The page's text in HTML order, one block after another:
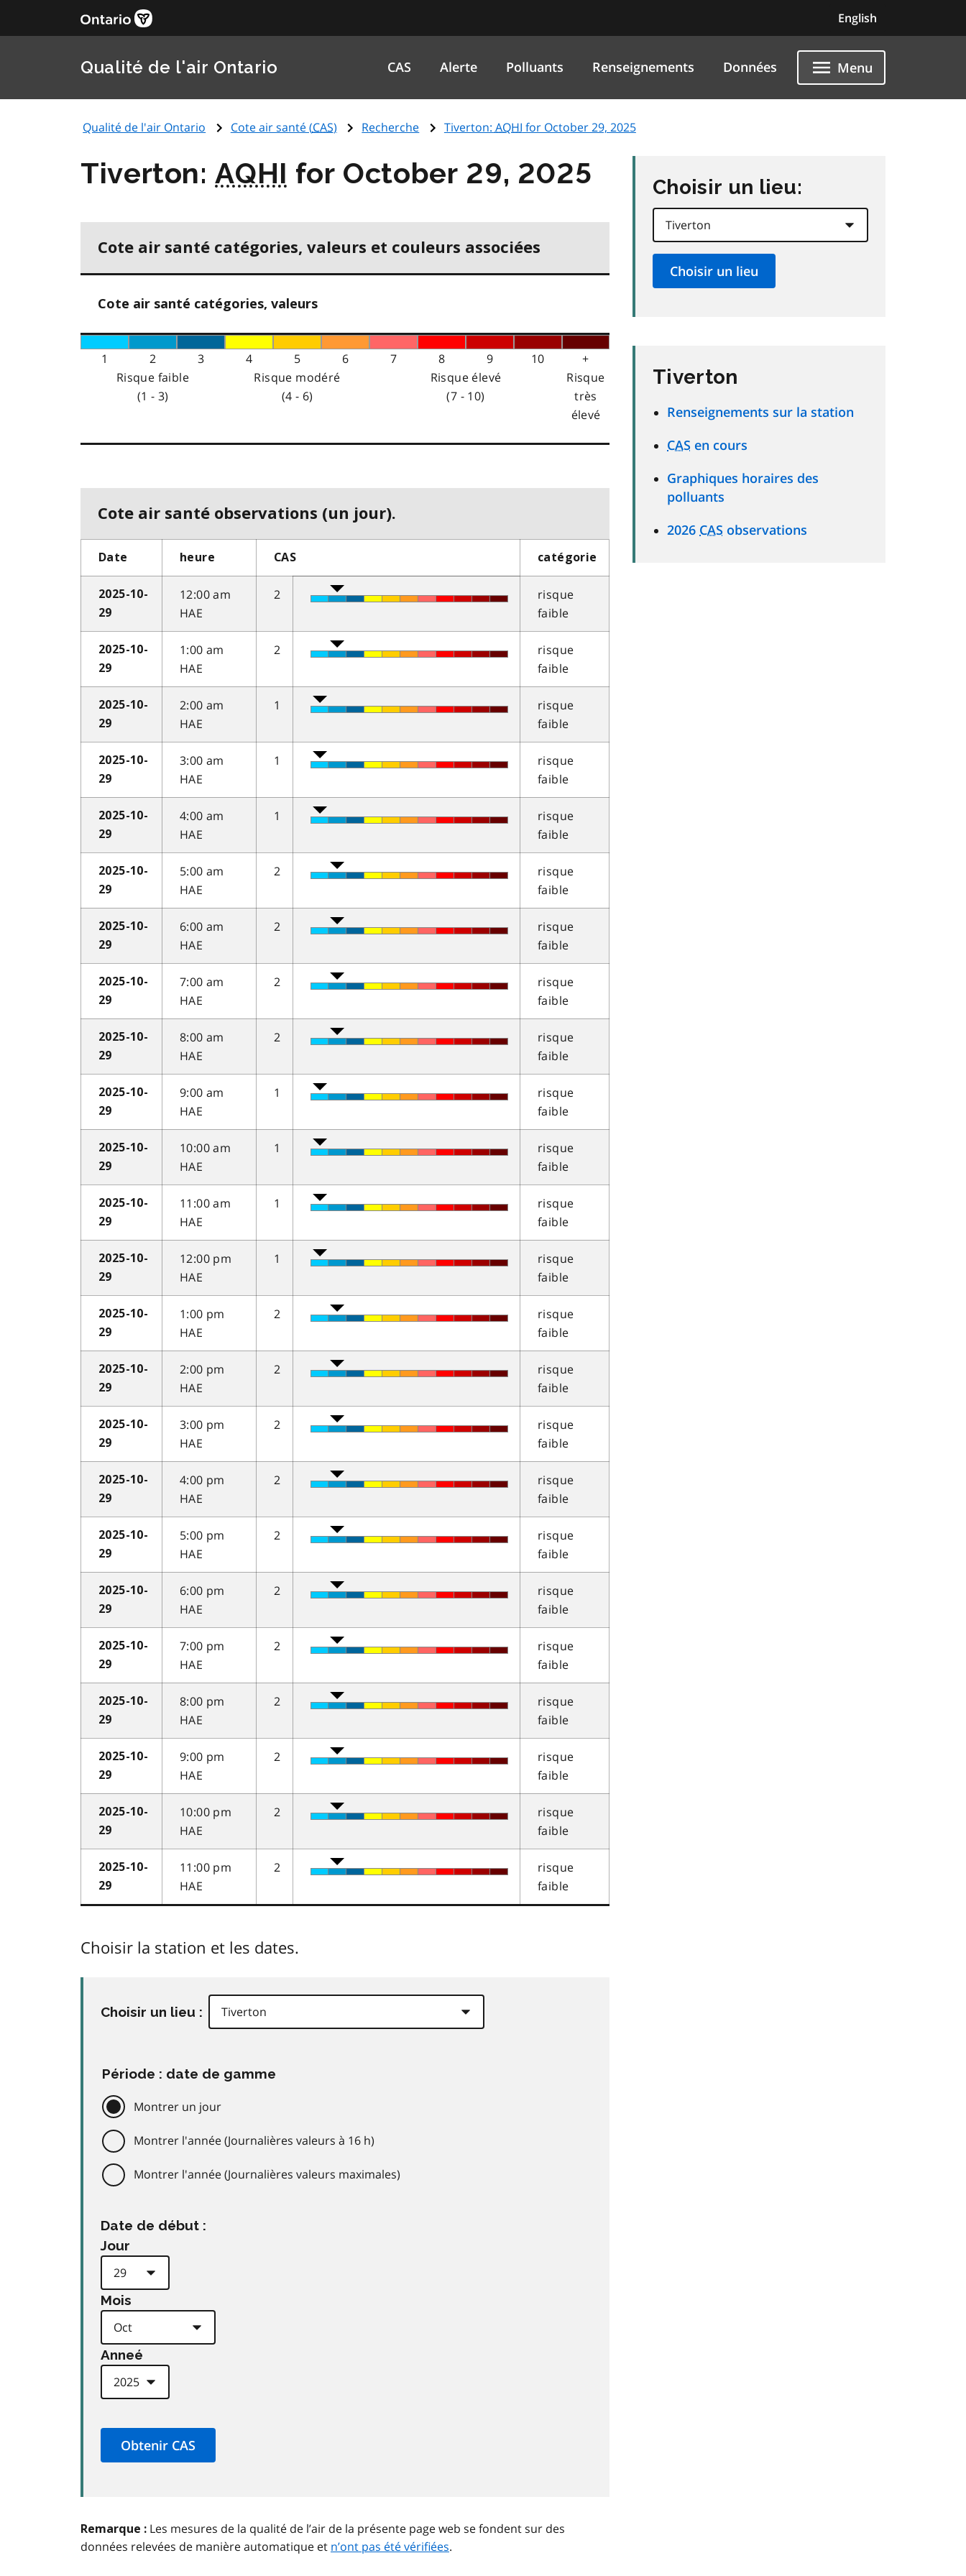
English
Qualité de l'air Ontario CAS Alerte Polluants Renseignements Données Menu
Qualité de l'air Ontario Cote air santé (CAS) Recherche Tiverton: AQHI for October 29, 2025
Tiverton:AQHI for October 29, 2025
Cote air santé catégories, valeurs et couleurs associées
Cote air santé catégories, valeurs
1 2 3 4 5 6 7 8 9 10
+
Risque faible
(1 - 3)
Risque modéré
(4 - 6)
Risque élevé
(7 - 10)
Risque
très
élevé
Cote air santé observations (un jour).
Date heure CAS catégorie
2025-10-
29
12:00 am
HAE
2
risque
faible
2025-10-
29
1:00 am
HAE
2
risque
faible
2025-10-
29
2:00 am
HAE
1
risque
faible
2025-10-
29
3:00 am
HAE
1
risque
faible
2025-10-
29
4:00 am
HAE
1
risque
faible
2025-10-
29
5:00 am
HAE
2
risque
faible
2025-10-
29
6:00 am
HAE
2
risque
faible
2025-10-
29
7:00 am
HAE
2
risque
faible
2025-10-
29
8:00 am
HAE
2
risque
faible
2025-10-
29
9:00 am
HAE
1
risque
faible
2025-10-
29
10:00 am
HAE
1
risque
faible
2025-10-
29
11:00 am
HAE
1
risque
faible
2025-10-
29
12:00 pm
HAE
1
risque
faible
2025-10-
29
1:00 pm
HAE
2
risque
faible
2025-10-
29
2:00 pm
HAE
2
risque
faible
2025-10-
29
3:00 pm
HAE
2
risque
faible
2025-10-
29
4:00 pm
HAE
2
risque
faible
2025-10-
29
5:00 pm
HAE
2
risque
faible
2025-10-
29
6:00 pm
HAE
2
risque
faible
2025-10-
29
7:00 pm
HAE
2
risque
faible
2025-10-
29
8:00 pm
HAE
2
risque
faible
2025-10-
29
9:00 pm
HAE
2
risque
faible
2025-10-
29
10:00 pm
HAE
2
risque
faible
2025-10-
29
11:00 pm
HAE
2
risque
faible
Choisir la station et les dates.
Choisir un lieu :
Période : date de gamme
Montrer un jour
Montrer l'année (Journalières valeurs à 16 h)
Montrer l'année (Journalières valeurs maximales)
Date de début :
Jour
Mois
Anneé
Remarque : Les mesures de la qualité de l’air de la présente page web se fondent sur des
données relevées de manière automatique et n’ont pas été vérifiées.
Choisir un lieu:
Tiverton
Renseignements sur la station
CAS en cours
Graphiques horaires des
polluants
2026 CAS observations